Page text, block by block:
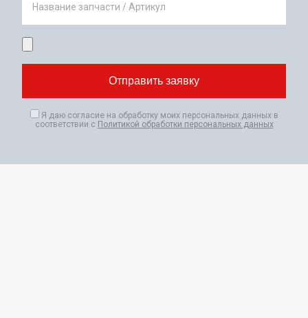
Название запчасти / Артикул
Я даю согласие на обработку моих персональных данных в
соответствии с Политикой обработки персональных данных